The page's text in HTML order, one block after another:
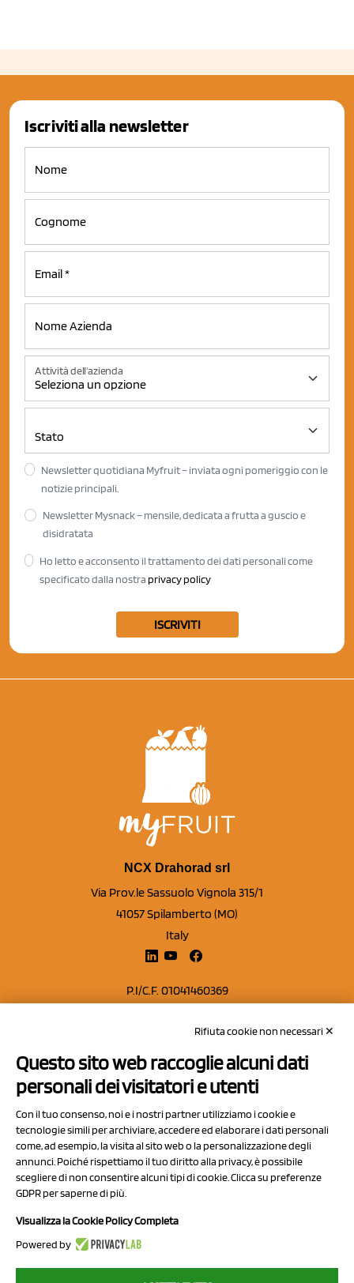
Iscriviti alla newsletter
Attività dell'azienda
Newsletter quotidiana Myfruit – inviata ogni pomeriggio con le
notizie principali.
Newsletter Mysnack – mensile, dedicata a frutta a guscio e
disidratata
Ho letto e acconsento il trattamento dei dati personali come
specificato dalla nostra privacy policy
ISCRIVITI
NCX Drahorad srl
Via Prov.le Sassuolo Vignola 315/1
41057 Spilamberto (MO)
Italy
P.I/C.F. 01041460369
Capitale sociale Euro 50.000,00 i.v.
Contatti
Privacy Policy
Cookie Policy
Chi Siamo
2023 NCX Drahorad srl - All rights reserved
Rifiuta cookie non necessari ✕
Questo sito web raccoglie alcuni dati
personali dei visitatori e utenti
Con il tuo consenso, noi e i nostri partner utilizziamo i cookie e
tecnologie simili per archiviare, accedere ed elaborare i dati personali
come, ad esempio, la visita al sito web o la personalizzazione degli
annunci. Poiché rispettiamo il tuo diritto alla privacy, è possibile
scegliere di non consentire alcuni tipi di cookie. Clicca su preferenze
GDPR per saperne di più.
Visualizza la Cookie Policy Completa
Powered by